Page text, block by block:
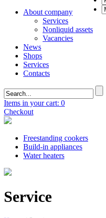
About company
Services
Nonliquid assets
Vacancies
News
Shops
Services
Contacts
Items in your cart: 0
Checkout
Freestanding cookers
Build-in appliances
Water heaters
Service